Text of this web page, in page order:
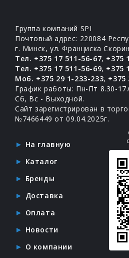
Группа компаний SPI
Почтовый адрес: 220084
г. Минск, ул. Франциска
Тел. +375 17 511-56-67, +375
Тел. +375 17 511-56-69, +375
Моб. +375 29 1-233-233, +375
График работы: Пн-Пт 8.30-
Сб, Вс - Выходной.
Сайт зарегистрирован в
№7466449 от 09.04.2025г.
На главную
Каталог
Бренды
Доставка
Оплата
Новости
О компании